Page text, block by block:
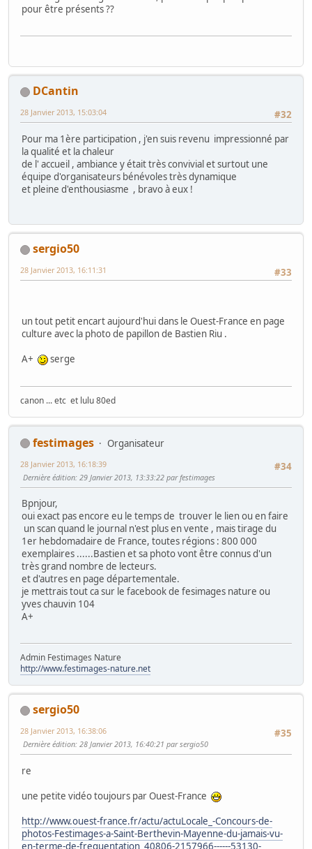
pour être présents ??
DCantin
#32
28 Janvier 2013, 15:03:04
Pour ma 1ère participation , j'en suis revenu impressionné par
la qualité et la chaleur
de l' accueil , ambiance y était très convivial et surtout une
équipe d'organisateurs bénévoles très dynamique
et pleine d'enthousiasme , bravo à eux !
sergio50
#33
28 Janvier 2013, 16:11:31
un tout petit encart aujourd'hui dans le Ouest-France en page
culture avec la photo de papillon de Bastien Riu .
A+
serge
canon ... etc et lulu 80ed
festimages
Organisateur
#34
28 Janvier 2013, 16:18:39
Dernière édition: 29 Janvier 2013, 13:33:22 par festimages
Bpnjour,
oui exact pas encore eu le temps de trouver le lien ou en faire
un scan quand le journal n'est plus en vente , mais tirage du
1er hebdomadaire de France, toutes régions : 800 000
exemplaires ......Bastien et sa photo vont être connus d'un
très grand nombre de lecteurs.
et d'autres en page départementale.
je mettrais tout ca sur le facebook de fesimages nature ou
yves chauvin 104
A+
Admin Festimages Nature
http://www.festimages-nature.net
sergio50
#35
28 Janvier 2013, 16:38:06
Dernière édition: 28 Janvier 2013, 16:40:21 par sergio50
re
une petite vidéo toujours par Ouest-France
http://www.ouest-france.fr/actu/actuLocale_-Concours-de-
photos-Festimages-a-Saint-Berthevin-Mayenne-du-jamais-vu-
en-terme-de-frequentation_40806-2157966------53130-